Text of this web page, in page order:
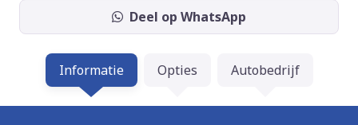
Deel op WhatsApp
Informatie Opties Autobedrijf